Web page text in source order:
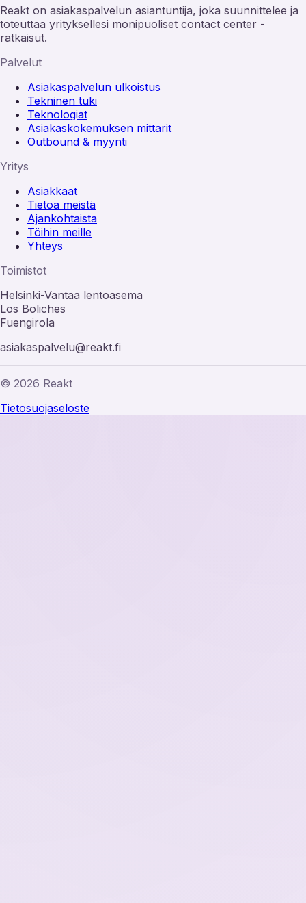
Reakt on asiakaspalvelun asiantuntija, joka suunnittelee ja
toteuttaa yrityksellesi monipuoliset contact center -
ratkaisut.
Palvelut
Asiakaspalvelun ulkoistus
Tekninen tuki
Teknologiat
Asiakaskokemuksen mittarit
Outbound & myynti
Yritys
Asiakkaat
Tietoa meistä
Ajankohtaista
Töihin meille
Yhteys
Toimistot
Helsinki-Vantaa lentoasema
Los Boliches
Fuengirola
asiakaspalvelu@reakt.fi
© 2026 Reakt
Tietosuojaseloste